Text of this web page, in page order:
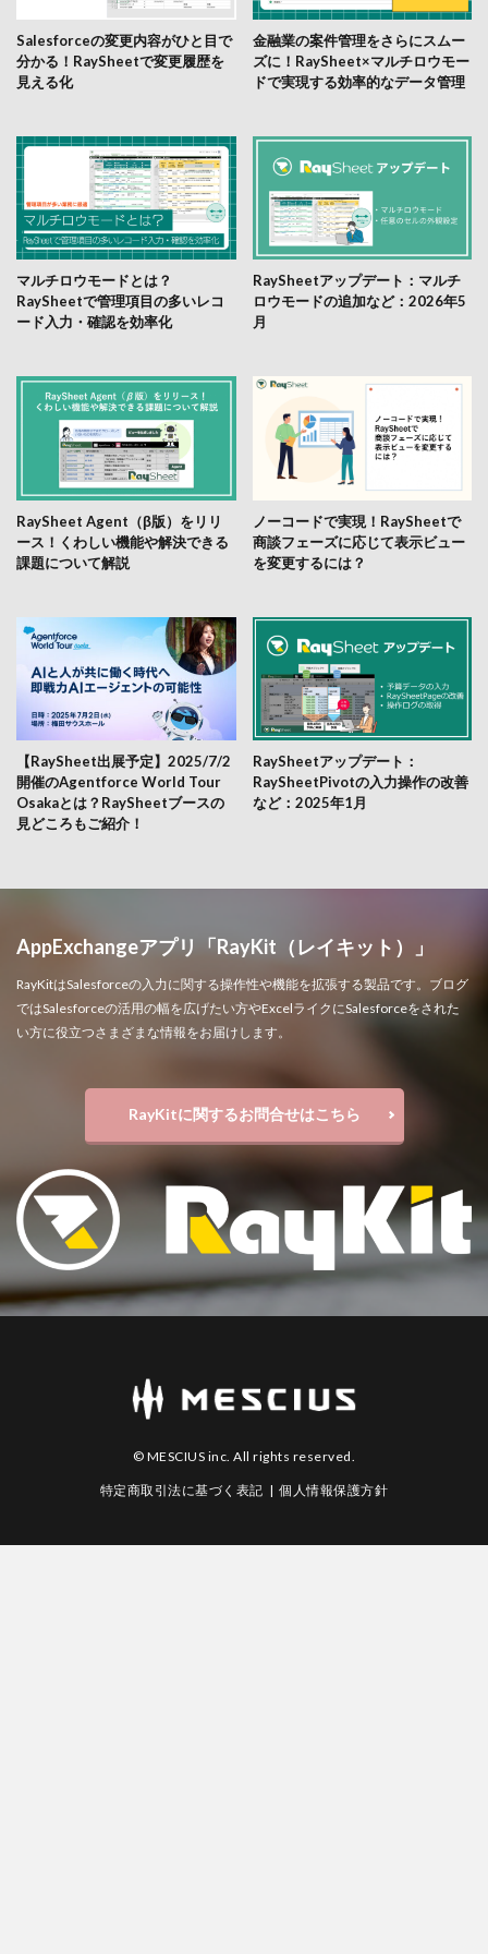
Salesforceの変更内容がひと目で
分かる！RaySheetで変更履歴を
見える化
金融業の案件管理をさらにスムー
ズに！RaySheet×マルチロウモー
ドで実現する効率的なデータ管理
マルチロウモードとは？
RaySheetで管理項目の多いレコ
ード入力・確認を効率化
RaySheetアップデート：マルチ
ロウモードの追加など：2026年5
月
RaySheet Agent（β版）をリリ
ース！くわしい機能や解決できる
課題について解説
ノーコードで実現！RaySheetで
商談フェーズに応じて表示ビュー
を変更するには？
【RaySheet出展予定】2025/7/2
開催のAgentforce World Tour
Osakaとは？RaySheetブースの
見どころもご紹介！
RaySheetアップデート：
RaySheetPivotの入力操作の改善
など：2025年1月
AppExchangeアプリ「RayKit（レイキット）」
RayKitはSalesforceの入力に関する操作性や機能を拡張する製品です。ブログ
ではSalesforceの活用の幅を広げたい方やExcelライクにSalesforceをされた
い方に役立つさまざまな情報をお届けします。
RayKitに関するお問合せはこちら
© MESCIUS inc. All rights reserved.
特定商取引法に基づく表記 |個人情報保護方針